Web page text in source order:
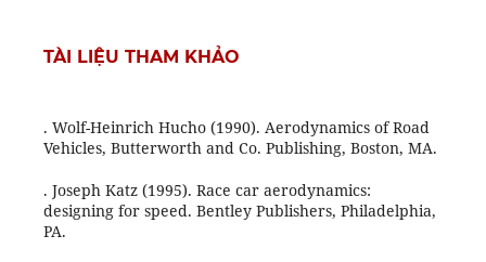
TÀI LIỆU THAM KHẢO
. Wolf-Heinrich Hucho (1990). Aerodynamics of Road
Vehicles, Butterworth and Co. Publishing, Boston, MA.
. Joseph Katz (1995). Race car aerodynamics:
designing for speed. Bentley Publishers, Philadelphia,
PA.